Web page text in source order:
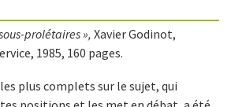
prolétaires », Xavier Godinot,
1985, 160 pages.
plus complets sur le sujet, qui